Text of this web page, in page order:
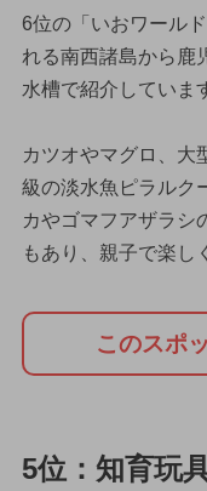
6位の「いおワール
れる南西諸島から鹿
水槽で紹介していま
カツオやマグロ、大
級の淡水魚ピラルク
カやゴマフアザラシ
もあり、親子で楽し
このスポ
5位：知育玩